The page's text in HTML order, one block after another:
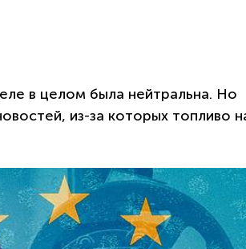
в целом была нейтральна. Но
из-за которых топливо